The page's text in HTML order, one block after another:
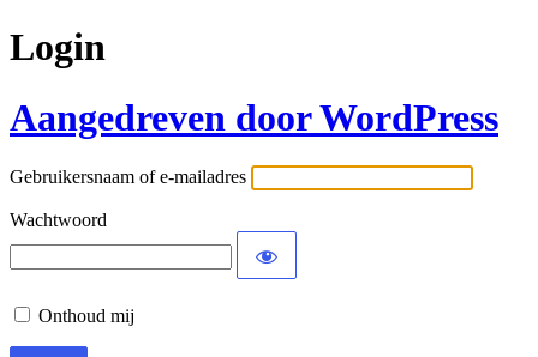
Login
Aangedreven door WordPress
Gebruikersnaam of e-mailadres
Wachtwoord
Onthoud mij